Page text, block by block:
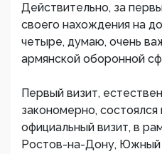
Действительно, за
своего нахождения на
четыре, думаю, очень
армянской оборонной
Первый визит,
закономерно,
официальный визит, в
Ростов-на-Дону, Южный